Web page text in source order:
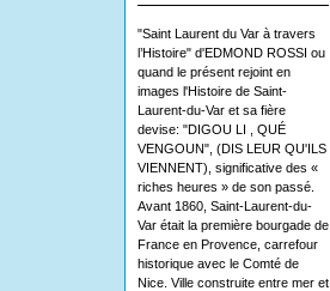
"Saint Laurent du Var à travers
l’Histoire" d'EDMOND ROSSI ou
quand le présent rejoint en
images l'Histoire de Saint-
Laurent-du-Var et sa fière
devise: "DIGOU LI , QUÉ
VENGOUN", (DIS LEUR QU'ILS
VIENNENT), significative des «
riches heures » de son passé.
Avant 1860, Saint-Laurent-du-
Var était la première bourgade de
France en Provence, carrefour
historique avec le Comté de
Nice. Ville construite entre mer et